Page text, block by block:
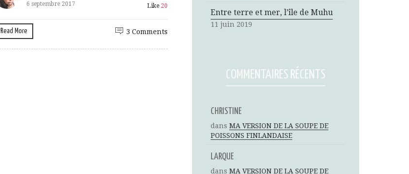
6 septembre 2017 Like 20
Read More 3 Comments
Entre terre et mer, l’île de Muhu
11 juin 2019
COMMENTAIRES RÉCENTS
CHRISTINE
dans MA VERSION DE LA SOUPE DE
POISSONS FINLANDAISE
LARQUE
dans MA VERSION DE LA SOUPE DE